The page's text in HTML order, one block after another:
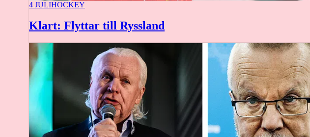
4 JULIHOCKEY
Klart: Flyttar till Ryssland